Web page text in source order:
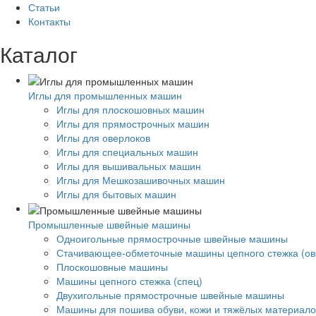
Статьи
Контакты
Каталог
Иглы для промышленных машин
Иглы для плоскошовных машин
Иглы для прямострочных машин
Иглы для оверлоков
Иглы для специальных машин
Иглы для вышивальных машин
Иглы для Мешкозашивочных машин
Иглы для бытовых машин
Промышленные швейные машины
Одноигольные прямострочные швейные машины
Стачивающее-обметочные машины цепного стежка
Плоскошовные машины
Машины цепного стежка (спец)
Двухигольные прямострочные швейные машины
Машины для пошива обуви, кожи и тяжёлых